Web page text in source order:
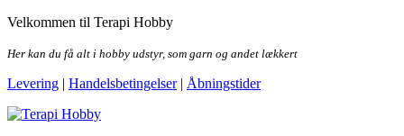
Skip
the
Velkommen til Terapi Hobby
Her kan du få alt i hobby udstyr, som garn og andet lækkert
Levering | Handelsbetingelser| Åbningstider